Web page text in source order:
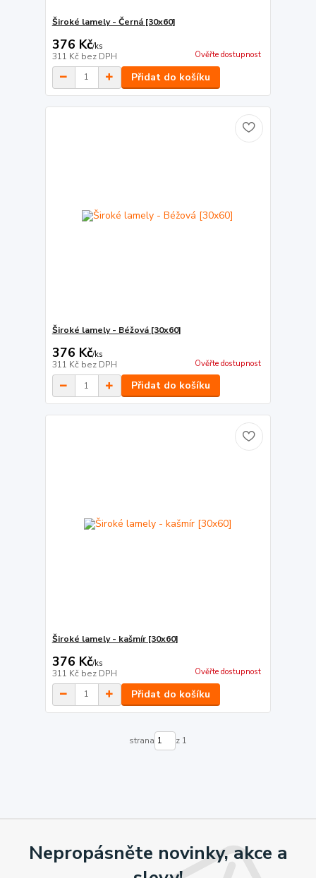
Široké lamely - Černá [30x60]
376 Kč/ks
311 Kč bez DPH Ověřte dostupnost
Přidat do košíku
Široké lamely - Béžová [30x60]
376 Kč/ks
311 Kč bez DPH Ověřte dostupnost
Přidat do košíku
Široké lamely - kašmír [30x60]
376 Kč/ks
311 Kč bez DPH Ověřte dostupnost
Přidat do košíku
strana z 1
Nepropásněte novinky, akce a